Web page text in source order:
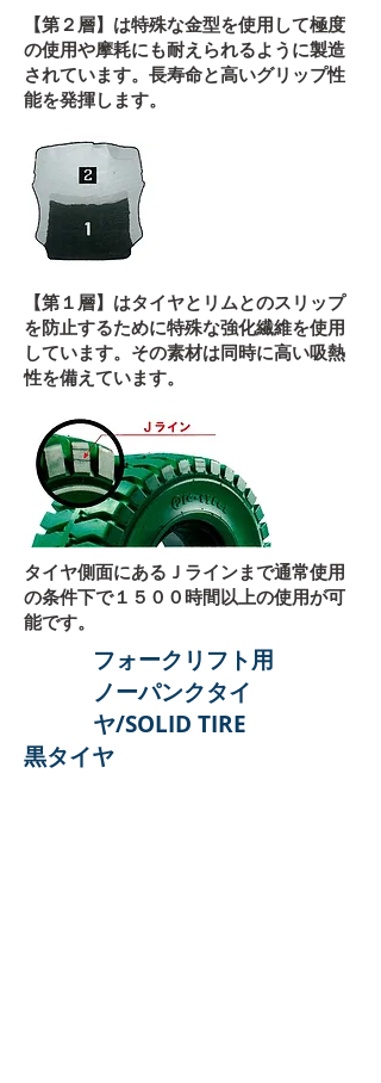
【第２層】は特殊な金型を使用して極度
の使用や摩耗にも耐えられるように製造
されています。長寿命と高いグリップ性
能を発揮します。
【第１層】はタイヤとリムとのスリップ
を防止するために特殊な強化繊維を使用
しています。その素材は同時に高い吸熱
性を備えています。
タイヤ側面にあるＪラインまで通常使用
の条件下で１５００時間以上の使用が可
能です。
フォークリフト用
ノーパンクタイ
ヤ/SOLID TIRE
​黒タイヤ